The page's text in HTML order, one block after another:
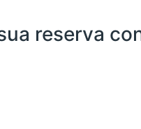
reserva